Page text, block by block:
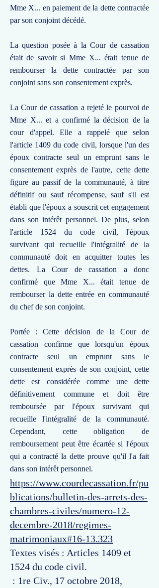
Mme X... en paiement de la dette contractée
par son conjoint décédé.
La question posée à la Cour de cassation
était de savoir si Mme X... était tenue de
rembourser la dette contractée par son
conjoint sans son consentement exprès.
La Cour de cassation a rejeté le pourvoi de
Mme X... et a confirmé la décision de la
cour d'appel. Elle a rappelé que selon
l'article 1409 du code civil, lorsque l'un des
époux contracte seul un emprunt sans le
consentement exprès de l'autre, cette dette
figure au passif de la communauté, à titre
définitif ou sauf récompense, sauf s'il est
établi que l'époux a souscrit cet engagement
dans son intérêt personnel. De plus, selon
l'article 1524 du code civil, l'époux
survivant qui recueille l'intégralité de la
communauté doit en acquitter toutes les
dettes. La Cour de cassation a donc
confirmé que Mme X... était tenue de
rembourser la dette entrée en communauté
du chef de son conjoint.
Portée : Cette décision de la Cour de
cassation confirme que lorsqu'un époux
contracte seul un emprunt sans le
consentement exprès de son conjoint, cette
dette est considérée comme une dette
définitivement commune et doit être
remboursée par l'époux survivant qui
recueille l'intégralité de la communauté.
Cependant, cette obligation de
remboursement peut être écartée si l'époux
qui a contracté la dette prouve qu'il l'a fait
dans son intérêt personnel.
https://www.courdecassation.fr/pu
blications/bulletin-des-arrets-des-
chambres-civiles/numero-12-
decembre-2018/regimes-
matrimoniaux#16-13.323
Textes visés : Articles 1409 et
1524 du code civil.
: 1re Civ., 17 octobre 2018,